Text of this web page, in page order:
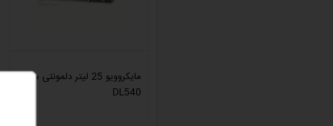
مایکروویو 25 لیتر دلمونتی مدل
DL540